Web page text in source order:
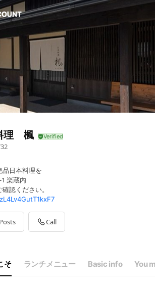
理 楓
日本料理を
楽蔵内
認ください。
Posts Call
そ ランチメニュー Basic info You